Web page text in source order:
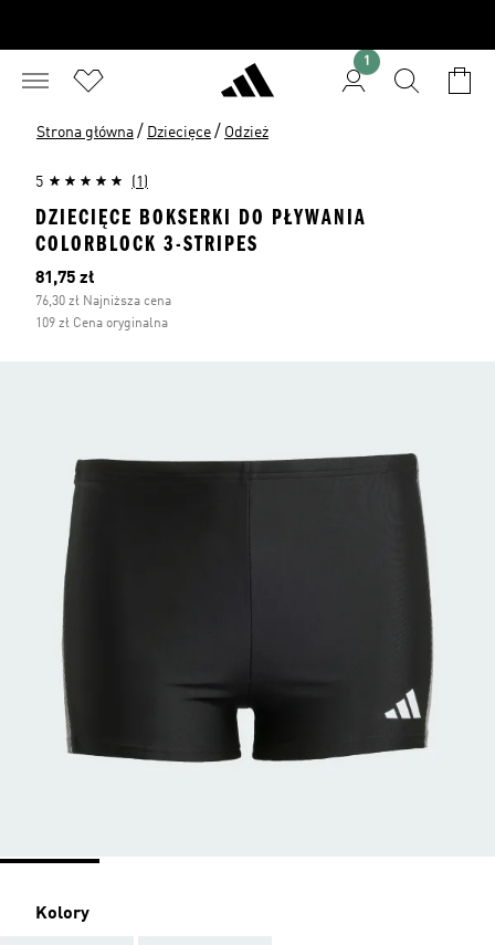
1
Strona główna / Dziecięce / Odzież
5 (1)
DZIECIĘCE BOKSERKI DO PŁYWANIA
COLORBLOCK 3-STRIPES
Bieżąca cena
81,75 zł
76,30 zł Najniższa cena
109 zł Cena oryginalna
Kolory